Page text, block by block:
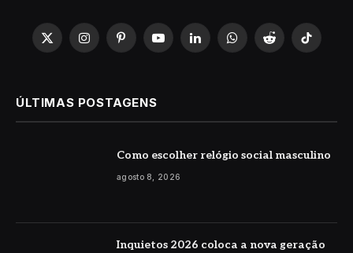
X
InstagramPinterestYouTubeLinkedInWhatsApp
Reddit TikTok
ÚLTIMAS POSTAGENS
Como escolher relógio social masculino
agosto 8, 2026
Inquietos 2026 coloca a nova geração